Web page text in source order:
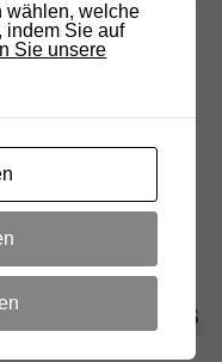
Meraner
2026
/ TERMINE DES
wählen, welche
indem Sie auf
Sie unsere